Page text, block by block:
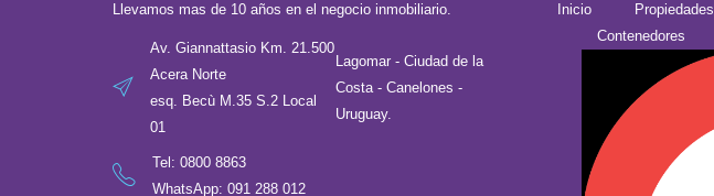
Llevamos mas de 10 años en el negocio inmobiliario.
Av. Giannattasio Km. 21.500
Acera Norte
esq. Becù M.35 S.2 Local
01
Lagomar - Ciudad de la
Costa - Canelones -
Uruguay.
Tel: 0800 8863
WhatsApp: 091 288 012
Inicio Propiedades
Contenedores